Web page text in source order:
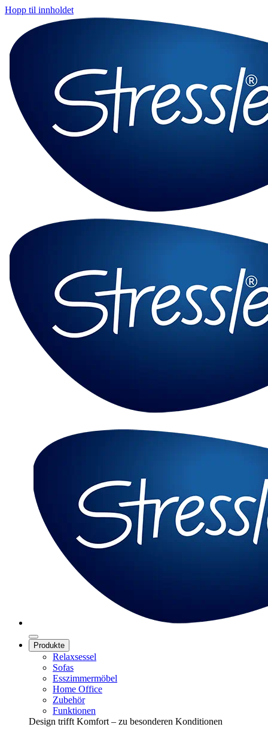
Hopp til innholdet
Produkte
Relaxsessel
Sofas
Esszimmermöbel
Home Office
Zubehör
Funktionen
Design trifft Komfort – zu besonderen Konditionen